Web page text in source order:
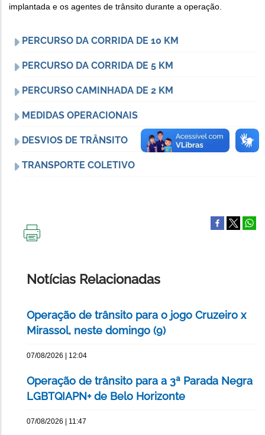
implantada e os agentes de trânsito durante a operação.
PERCURSO DA CORRIDA DE 10 KM
PERCURSO DA CORRIDA DE 5 KM
PERCURSO CAMINHADA DE 2 KM
MEDIDAS OPERACIONAIS
DESVIOS DE TRÂNSITO
TRANSPORTE COLETIVO
Notícias Relacionadas
Operação de trânsito para o jogo Cruzeiro x
Mirassol, neste domingo (9)
07/08/2026 | 12:04
Operação de trânsito para a 3ª Parada Negra
LGBTQIAPN+ de Belo Horizonte
07/08/2026 | 11:47